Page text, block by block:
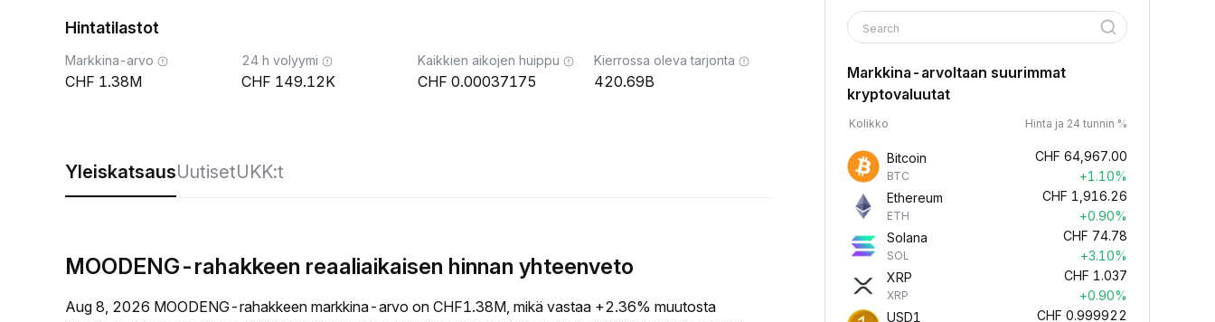
Hintatilastot
Markkina-arvo
1.38M
24 h volyymi
149.12K
Kaikkien aikojen huippu
0.00037175
Kierrossa oleva tarjonta
420.69B
YleiskatsausUutisetUKK:t
MOODENG-rahakkeen reaaliaikaisen hinnan yhteenveto
Aug 8, 2026 MOODENG-rahakkeen markkina-arvo on CHF1.38M, mikä vastaa +2.36% muutosta
Search
Markkina-arvoltaan suurimmat
kryptovaluutat
Kolikko Hinta ja 24 tunnin %
Bitcoin
BTC
CHF 64,967.00
+1.10%
Ethereum
ETH
CHF 1,916.26
+0.90%
Solana
SOL
CHF 74.78
+3.10%
XRP
XRP
CHF 1.037
+0.90%
USD1
CHF 0.999922